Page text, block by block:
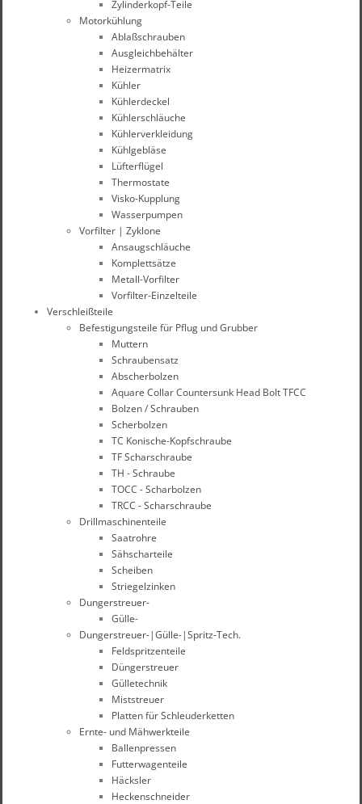
Zylinderkopf-Teile
Motorkühlung
Ablaßschrauben
Ausgleichbehälter
Heizermatrix
Kühler
Kühlerdeckel
Kühlerschläuche
Kühlerverkleidung
Kühlgebläse
Lüfterflügel
Thermostate
Visko-Kupplung
Wasserpumpen
Vorfilter | Zyklone
Ansaugschläuche
Komplettsätze
Metall-Vorfilter
Vorfilter-Einzelteile
Verschleißteile
Befestigungsteile für Pflug und Grubber
Muttern
Schraubensatz
Abscherbolzen
Aquare Collar Countersunk Head Bolt TFCC
Bolzen / Schrauben
Scherbolzen
TC Konische-Kopfschraube
TF Scharschraube
TH - Schraube
TOCC - Scharbolzen
TRCC - Scharschraube
Drillmaschinenteile
Saatrohre
Sähscharteile
Scheiben
Striegelzinken
Dungerstreuer-
Gülle-
Dungerstreuer-|Gülle-|Spritz-Tech.
Feldspritzenteile
Düngerstreuer
Gülletechnik
Miststreuer
Platten für Schleuderketten
Ernte- und Mähwerkteile
Ballenpressen
Futterwagenteile
Häcksler
Heckenschneider